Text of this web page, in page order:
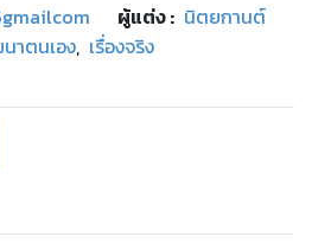
ผู้แต่ง : นิตยกานต์
าตนเอง, เรื่องจริง